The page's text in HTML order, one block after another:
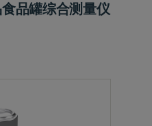
品罐综合测量仪